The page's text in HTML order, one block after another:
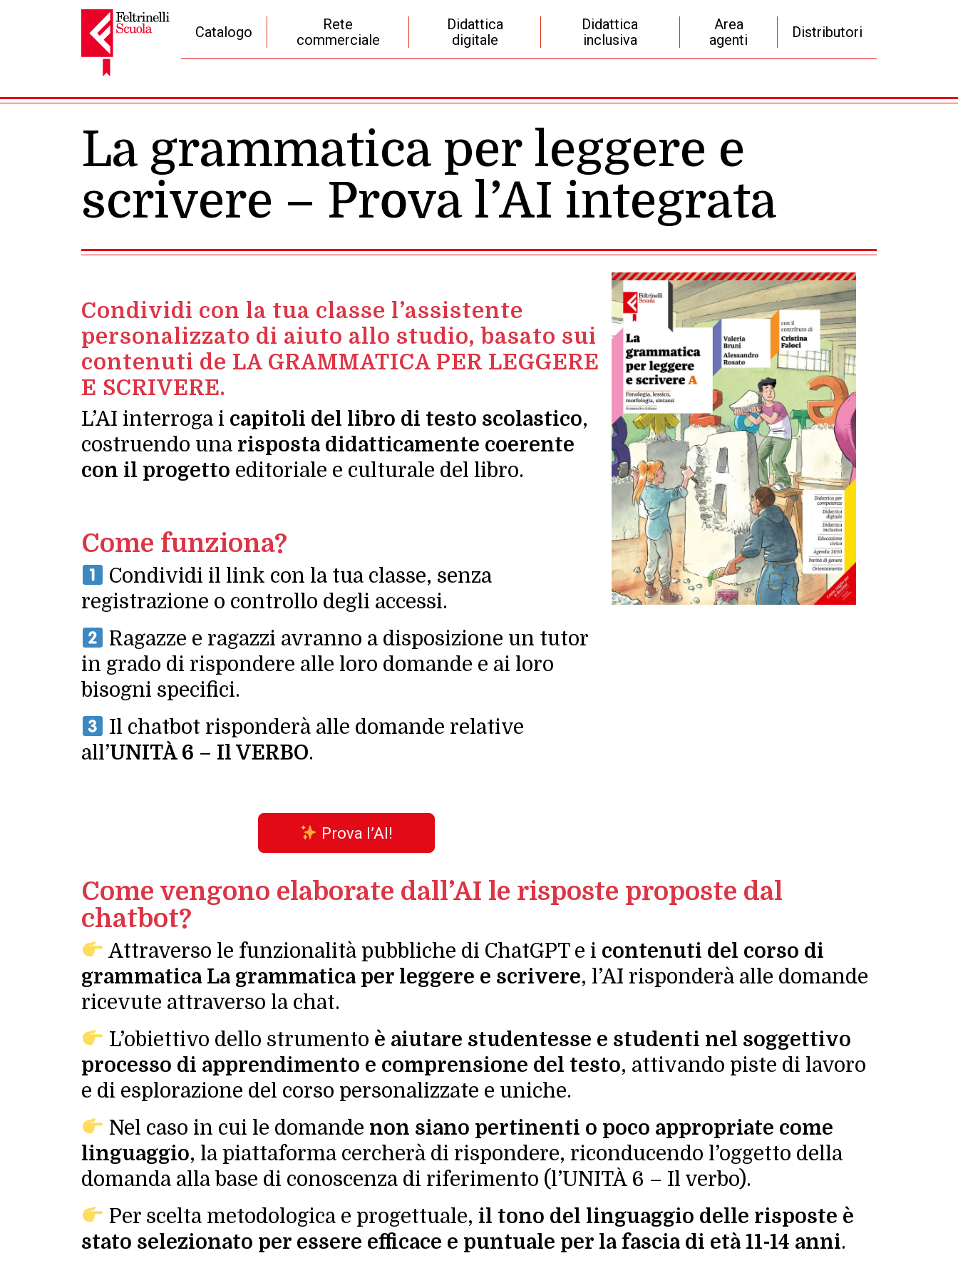
Navigazione principale
Catalogo
Rete
commerciale
Didattica
digitale
Didattica
inclusiva
Area
agenti
Distributori
La grammatica per leggere e
scrivere – Prova l’AI integrata
Condividi con la tua classe l’assistente
personalizzato di aiuto allo studio, basato sui
contenuti de LA GRAMMATICA PER LEGGERE
E SCRIVERE.
L’AI interroga i capitoli del libro di testo scolastico,
costruendo una risposta didatticamente coerente
con il progetto editoriale e culturale del libro.
Come funziona?
Condividi il link con la tua classe, senza
registrazione o controllo degli accessi.
Ragazze e ragazzi avranno a disposizione un tutor
in grado di rispondere alle loro domande e ai loro
bisogni specifici.
Il chatbot risponderà alle domande relative
all’UNITÀ 6 – Il VERBO.
Prova l’AI!
Come vengono elaborate dall’AI le risposte proposte dal
chatbot?
Attraverso le funzionalità pubbliche di ChatGPT e i contenuti del corso di
grammatica La grammatica per leggere e scrivere, l’AI risponderà alle domande
ricevute attraverso la chat.
L’obiettivo dello strumento è aiutare studentesse e studenti nel soggettivo
processo di apprendimento e comprensione del testo, attivando piste di lavoro
e di esplorazione del corso personalizzate e uniche.
Nel caso in cui le domande non siano pertinenti o poco appropriate come
linguaggio, la piattaforma cercherà di rispondere, riconducendo l’oggetto della
domanda alla base di conoscenza di riferimento (l’UNITÀ 6 – Il verbo).
Per scelta metodologica e progettuale, il tono del linguaggio delle risposte è
stato selezionato per essere efficace e puntuale per la fascia di età 11-14 anni.